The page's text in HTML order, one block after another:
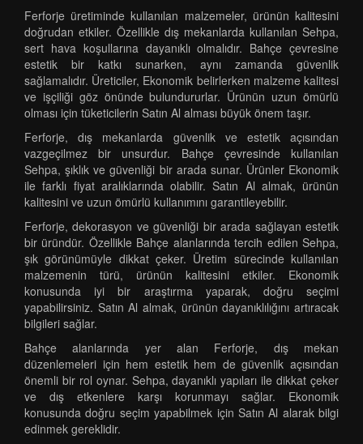
Ferforje üretiminde kullanılan malzemeler, ürünün kalitesini
doğrudan etkiler. Özellikle dış mekanlarda kullanılan Sehpa,
sert hava koşullarına dayanıklı olmalıdır. Bahçe çevresine
estetik bir katkı sunarken, aynı zamanda güvenlik
sağlamalıdır. Üreticiler, Ekonomik belirlerken malzeme kalitesi
ve işçiliği göz önünde bulundururlar. Ürünün uzun ömürlü
olması için tüketicilerin Satın Al alması büyük önem taşır.
Ferforje, dış mekanlarda güvenlik ve estetik açısından
vazgeçilmez bir unsurdur. Bahçe çevresinde kullanılan
Sehpa, şıklık ve güvenliği bir arada sunar. Ürünler Ekonomik
ile farklı fiyat aralıklarında olabilir. Satın Al almak, ürünün
kalitesini ve uzun ömürlü kullanımını garantileyebilir.
Ferforje, dekorasyon ve güvenliği bir arada sağlayan estetik
bir üründür. Özellikle Bahçe alanlarında tercih edilen Sehpa,
şık görünümüyle dikkat çeker. Üretim sürecinde kullanılan
malzemenin türü, ürünün kalitesini etkiler. Ekonomik
konusunda iyi bir araştırma yaparak, doğru seçimi
yapabilirsiniz. Satın Al almak, ürünün dayanıklılığını artıracak
bilgileri sağlar.
Bahçe alanlarında yer alan Ferforje, dış mekan
düzenlemeleri için hem estetik hem de güvenlik açısından
önemli bir rol oynar. Sehpa, dayanıklı yapıları ile dikkat çeker
ve dış etkenlere karşı korunmayı sağlar. Ekonomik
konusunda doğru seçim yapabilmek için Satın Al alarak bilgi
edinmek gereklidir.